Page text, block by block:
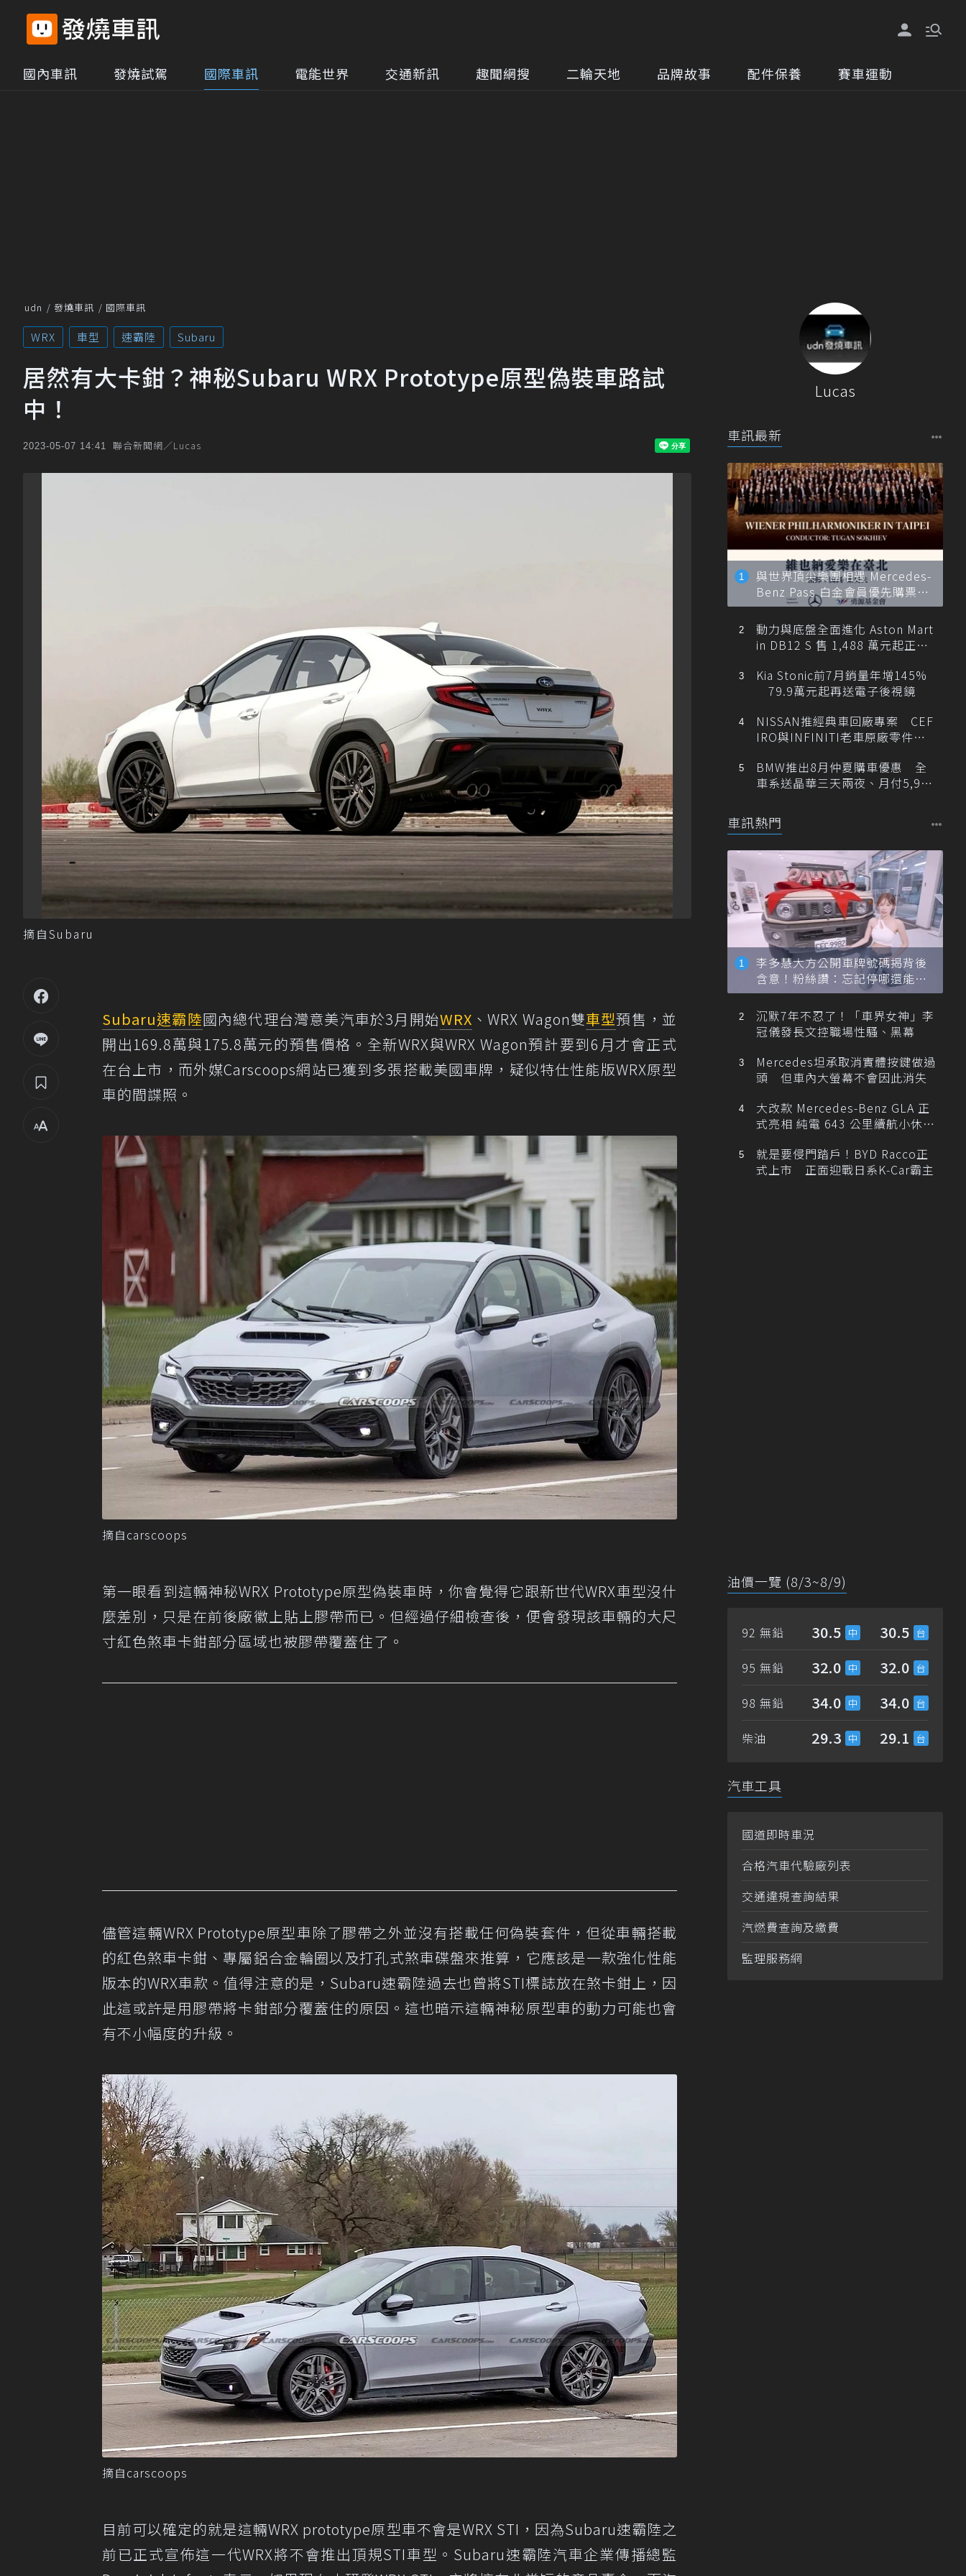
國內車訊 發燒試駕 國際車訊 電能世界 交通新訊 趣聞網搜 二輪天地 品牌故事 配件保養 賽車運動
udn 發燒車訊 國際車訊
WRX 車型 速霸陸 Subaru
居然有大卡鉗？神秘Subaru WRX Prototype原型偽裝車路試
中！
2023-05-07 14:41 聯合新聞網／Lucas
摘自Subaru
Subaru速霸陸國內總代理台灣意美汽車於3月開始WRX 、WRX Wagon雙車型預售，並
開出169.8萬與175.8萬元的預售價格。全新WRX與WRX Wagon預計要到6月才會正式
在台上市，而外媒Carscoops網站已獲到多張搭載美國車牌，疑似特仕性能版WRX原型
車的間諜照。
摘自carscoops
第一眼看到這輛神秘WRX Prototype原型偽裝車時，你會覺得它跟新世代WRX車型沒什
麼差別，只是在前後廠徽上貼上膠帶而已。但經過仔細檢查後，便會發現該車輛的大尺
寸紅色煞車卡鉗部分區域也被膠帶覆蓋住了。
儘管這輛WRX Prototype原型車除了膠帶之外並沒有搭載任何偽裝套件，但從車輛搭載
的紅色煞車卡鉗、專屬鋁合金輪圈以及打孔式煞車碟盤來推算，它應該是一款強化性能
版本的WRX車款。值得注意的是，Subaru速霸陸過去也曾將STI標誌放在煞卡鉗上，因
此這或許是用膠帶將卡鉗部分覆蓋住的原因。這也暗示這輛神秘原型車的動力可能也會
有不小幅度的升級。
摘自carscoops
目前可以確定的就是這輛WRX prototype原型車不會是WRX STI，因為Subaru速霸陸之
前已正式宣佈這一代WRX將不會推出頂規STI車型。Subaru速霸陸汽車企業傳播總監
Lucas
車訊最新
與世界頂尖樂團相遇 Mercedes-
Benz Pass 白金會員優先購票維
也納愛樂
動力與底盤全面進化 Aston Mart
in DB12 S 售 1,488 萬元起正式
Kia Stonic前7月銷量年增145%
79.9萬元起再送電子後視鏡
NISSAN推經典車回廠專案 CEF
IRO與INFINITI老車原廠零件最
BMW推出8月仲夏購車優惠 全
車系送晶華三天兩夜、月付5,900
車訊熱門
李多慧大方公開車牌號碼揭背後
含意！粉絲讚：忘記停哪還能幫
忙找車
沉默7年不忍了！「車界女神」李
冠儀發長文控職場性騷、黑幕
Mercedes坦承取消實體按鍵做過
頭 但車內大螢幕不會因此消失
大改款 Mercedes-Benz GLA 正
式亮相 純電 643 公里續航小休
就是要侵門踏戶！BYD Racco正
式上市 正面迎戰日系K-Car霸主
油價一覽 (8/3~8/9)
92 無鉛 30.5 30.5
95 無鉛 32.0 32.0
98 無鉛 34.0 34.0
柴油 29.3 29.1
汽車工具
國道即時車況
合格汽車代驗廠列表
交通違規查詢結果
汽燃費查詢及繳費
監理服務網